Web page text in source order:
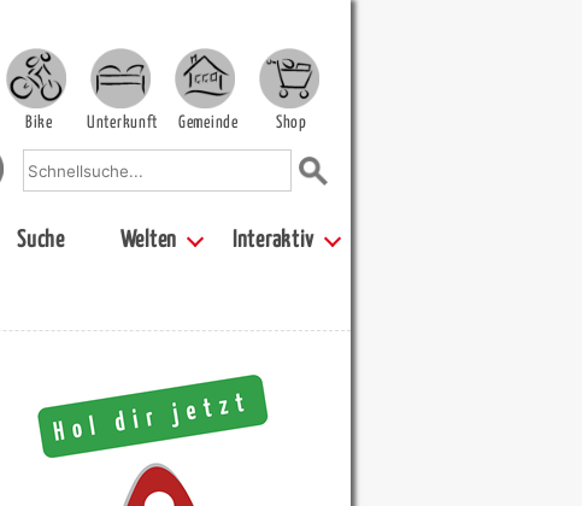
Bike Unterkunft Gemeinde Shop
Suche Welten Interaktiv